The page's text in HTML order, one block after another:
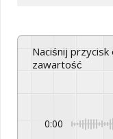
Naciśnij przycisk odtwarzania, aby odsłuchać tę
zawartość
0:00